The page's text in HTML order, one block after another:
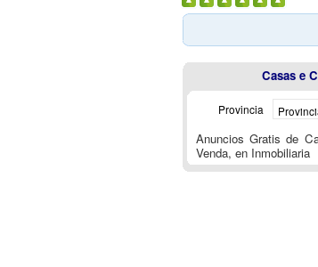
Casas e
Provincia
Anuncios Gratis de
Venda, en Inmobiliaria